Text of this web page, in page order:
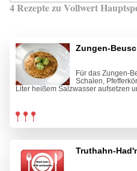
4 Rezepte zu Vollwert
Zungen-
Für das Zungen-
Schalen,
Liter heißem Salzwasser aufsetzen
Truthahn-